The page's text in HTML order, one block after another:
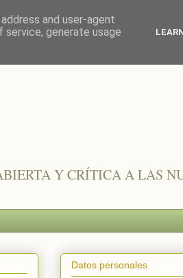
Y CRÍTICA A LAS
Datos personales
and user-agent
generate usage